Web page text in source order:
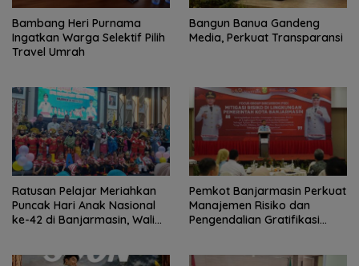
Bambang Heri Purnama
Ingatkan Warga Selektif Pilih
Travel Umrah
Bangun Banua Gandeng
Media, Perkuat Transparansi
Ratusan Pelajar Meriahkan
Puncak Hari Anak Nasional
ke-42 di Banjarmasin, Wali
Pemkot Banjarmasin Perkuat
Manajemen Risiko dan
Pengendalian Gratifikasi